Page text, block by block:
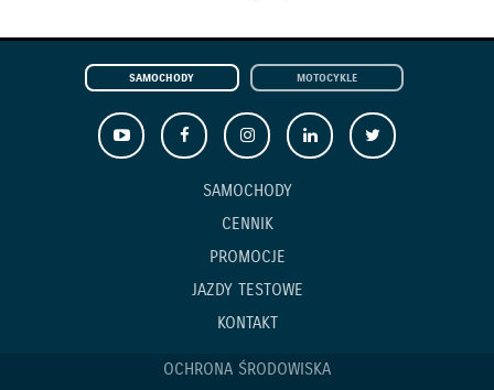
SAMOCHODY MOTOCYKLE
SAMOCHODY
CENNIK
PROMOCJE
JAZDY TESTOWE
KONTAKT
OCHRONA ŚRODOWISKA